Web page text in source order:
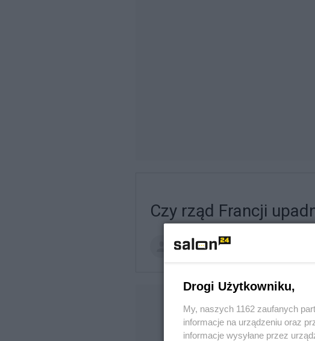
Czy rząd Francji
catrw
Drogi Użytkowniku,
My, naszych 1162 zaufanych
informacje na urządzeniu oraz
informacje wysyłane przez